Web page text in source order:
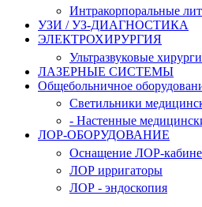
Интракорпоральные
УЗИ / УЗ-ДИАГНОСТИКА
ЭЛЕКТРОХИРУРГИЯ
Ультразвуковые
ЛАЗЕРНЫЕ СИСТЕМЫ
Общебольничное
Светильники
- Настенные
ЛОР-ОБОРУДОВАНИЕ
Оснащение ЛОР-
ЛОР ирригаторы
ЛОР - эндоскопия